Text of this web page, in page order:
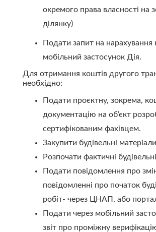
окремого права власності на
ділянку)
Подати запит на нарахування
мобільний застосунок Дія.
Для отримання коштів другого
необхідно:
Подати проєктну, зокрема,
документацію на об’єкт
сертифікованим фахівцем.
Закупити будівельні
Розпочати фактичні
Подати повідомлення про
повідомленні про початок
робіт- через ЦНАП, або
Подати через мобільний
звіт про проміжну